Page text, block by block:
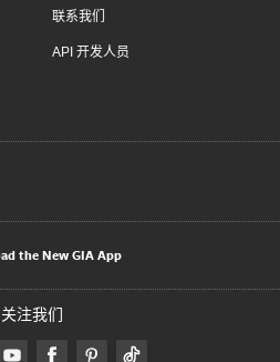
联系我们
API 开发人员
the New GIA App
关注我们